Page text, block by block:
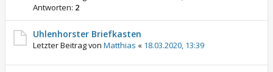
Antworten: 2
Uhlenhorster Briefkasten
Letzter Beitrag von Matthias « 18.03.2020, 13:39